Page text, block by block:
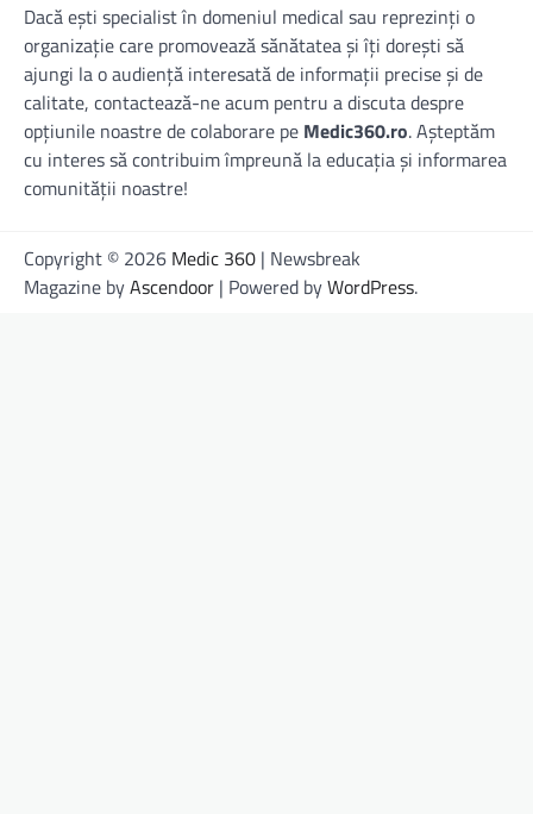
Dacă ești specialist în domeniul medical sau reprezinți o
organizație care promovează sănătatea și îți dorești să
ajungi la o audiență interesată de informații precise și de
calitate, contactează-ne acum pentru a discuta despre
opțiunile noastre de colaborare pe Medic360.ro. Așteptăm
cu interes să contribuim împreună la educația și informarea
comunității noastre!
Copyright © 2026 Medic 360 | Newsbreak
Magazine byAscendoor | Powered byWordPress.